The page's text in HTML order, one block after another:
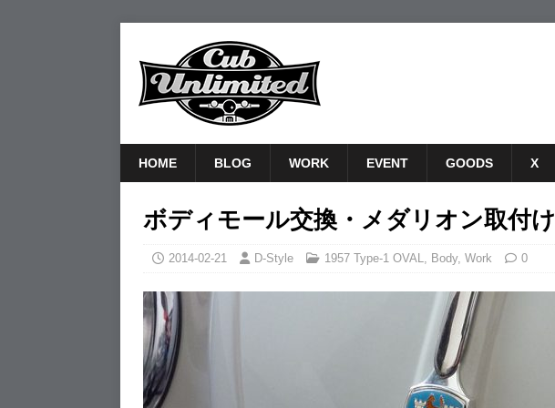
HOME BLOG WORK EVENT GOODS X
ボディモール交換・メダリオン取付け
2014-02-21 D-Style 1957 Type-1 OVAL, Body, Work 0